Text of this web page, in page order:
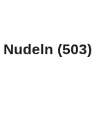
(503)